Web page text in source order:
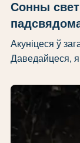
Сонны
Акуніцеся ў
Даведайцеся,